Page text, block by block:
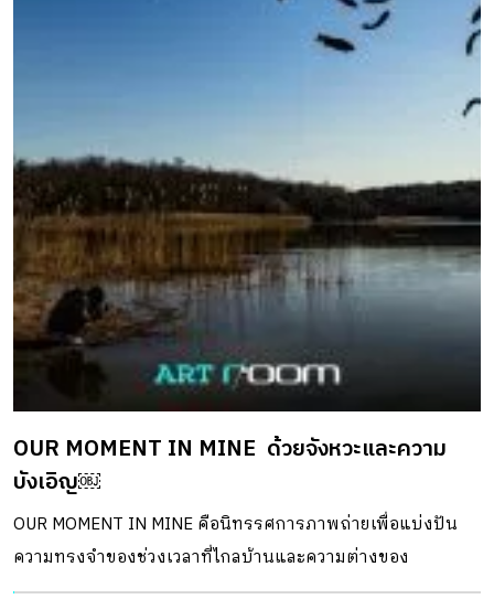
159.- พิเศษ!!! ซื้อทุกๆ 5 หลอด ลดเพิ่ม 100.- -หลอดไส้ Antique
Pear 35W WW E27 EVE ราคาพิเศษ 159.- พิเศษ!!! ซื้อทุกๆ 5
OUR MOMENT IN MINE ด้วยจังหวะและความ
บังเอิญ￼
OUR MOMENT IN MINE คือนิทรรศการภาพถ่ายเพื่อแบ่งปัน
ความทรงจำของช่วงเวลาที่ไกลบ้านและความต่างของ
วัฒนธรรมและตะวันตกตลอดช่วงเวลา2-3ปีที่ผ่านมาของศิลปิน